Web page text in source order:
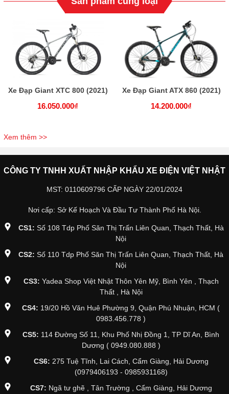
Xe Đạp Giant XTC 800 (2021)
16.050.000₫
Xe Đạp Giant ATX 860 (2021)
14.200.000₫
Xem thêm >>
CÔNG TY TNHH XUẤT NHẬP KHẨU XE ĐIỆN VIỆT NHẬT
MST: 0110609796 CẤP NGÀY 22/01/2024
Nơi cấp: Sở Kế Hoạch Và Đầu Tư Thành Phố Hà Nội.
CS1: Số 108 Tdp Phố Săn Thị Trấn Liên Quan, Thạch Thất, Hà
Nội
CS2: Số 110 Tdp Phố Săn Thị Trấn Liên Quan, Thạch Thất, Hà
Nội
CS3: Yadea Shop Việt Nhật Thôn Yên Mỹ, Bình Yên , Thạch
Thất , Hà Nội
CS4: 19/20 Hồ Văn Huê Phường 9, Quận Phú Nhuận, HCM (
0983.456.778 )
CS5: 114 Đường Số 11, Khu Phố Nhị Đồng 1, TP Dĩ An, Bình
Dương ( 0949.080.888 )
CS6: 275 Tuệ Tĩnh, Lai Cách, Cẩm Giàng, Hải Dương
(0979406193 - 0985931168)
CS7: Ngã tư ghẽ , Tân Trường , Cẩm Giàng, Hải Dương